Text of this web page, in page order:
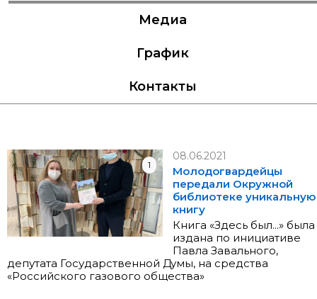
Медиа
График
Контакты
1
08.06.2021
Молодогвардейцы
передали Окружной
библиотеке уникальную
книгу
Книга «Здесь был...» была
издана по инициативе
Павла Завального,
депутата Государственной Думы, на средства
«Российского газового общества»